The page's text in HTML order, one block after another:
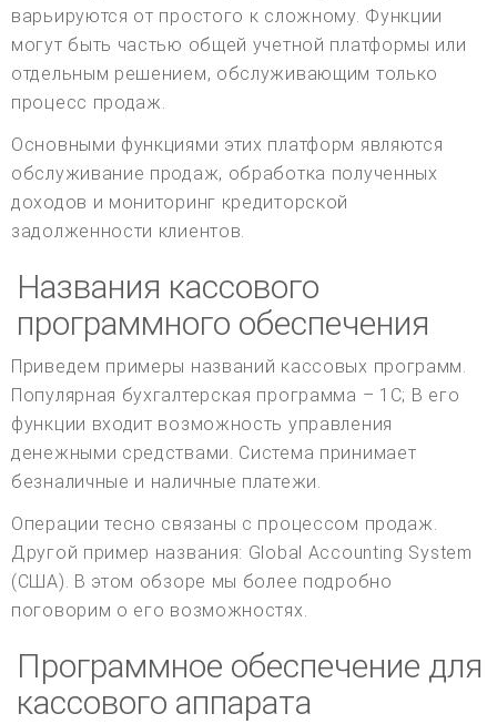
варьируются от простого к сложному. Функции
могут быть частью общей учетной платформы или
отдельным решением, обслуживающим только
процесс продаж.
Основными функциями этих платформ являются
обслуживание продаж, обработка полученных
доходов и мониторинг кредиторской
задолженности клиентов.
Названия кассового
программного обеспечения
Приведем примеры названий кассовых программ.
Популярная бухгалтерская программа – 1С; В его
функции входит возможность управления
денежными средствами. Система принимает
безналичные и наличные платежи.
Операции тесно связаны с процессом продаж.
Другой пример названия: Global Accounting System
(США). В этом обзоре мы более подробно
поговорим о его возможностях.
Программное обеспечение для
кассового аппарата